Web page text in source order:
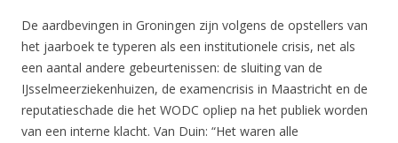
De aardbevingen in Groningen zijn volgens de opstellers van
het jaarboek te typeren als een institutionele crisis, net als
een aantal andere gebeurtenissen: de sluiting van de
IJsselmeerziekenhuizen, de examencrisis in Maastricht en de
reputatieschade die het WODC opliep na het publiek worden
van een interne klacht. Van Duin: “Het waren alle